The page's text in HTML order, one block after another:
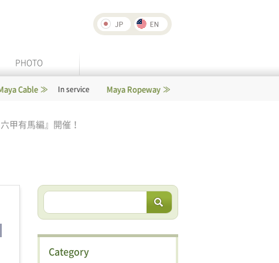
PHOTO
In service Maya Ropeway In service
甲有馬編』開催！
Category